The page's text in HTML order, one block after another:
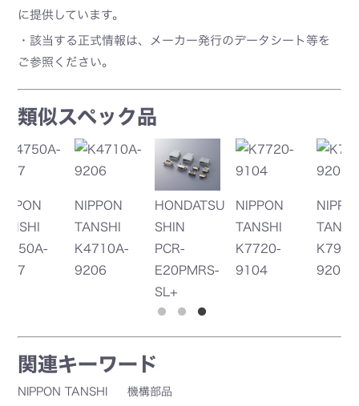
に提供しています。
・該当する正式情報は、メーカー発行のデータシート等を
ご参照ください。
類似スペック品
NIPPON
TANSHI
K7720-
9104
NIPPON
TANSHI
K7920-
9206
HONDATSU
SHIN
PCR-
E96PMA
関連キーワード
NIPPON TANSHI
機構部品